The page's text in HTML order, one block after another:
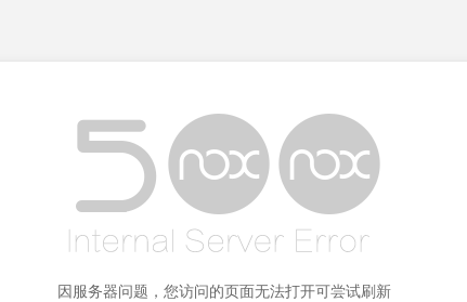
因服务器问题，您访问的页面无法打开可尝试刷新